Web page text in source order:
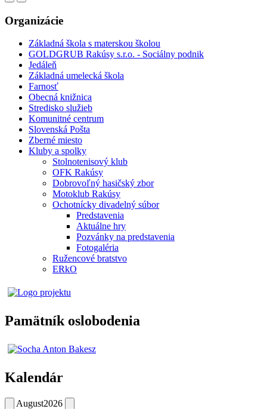
Organizácie
Základná škola s materskou školou
GOLDGRUB Rakúsy s.r.o. - Sociálny podnik
Jedáleň
Základná umelecká škola
Farnosť
Obecná knižnica
Stredisko služieb
Komunitné centrum
Slovenská Pošta
Zberné miesto
Kluby a spolky
Stolnotenisový klub
OFK Rakúsy
Dobrovoľný hasičský zbor
Motoklub Rakúsy
Ochotnícky divadelný súbor
Predstavenia
Aktuálne hry
Pozvánky na predstavenia
Fotogaléria
Ružencové bratstvo
ERkO
Pamätník oslobodenia
Kalendár
August2026